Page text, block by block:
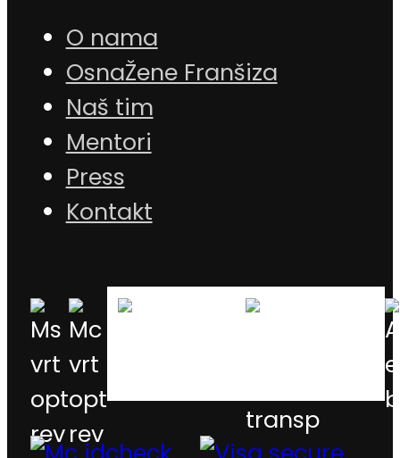
O nama
OsnaŽene Franšiza
Naš tim
Mentori
Press
Kontakt